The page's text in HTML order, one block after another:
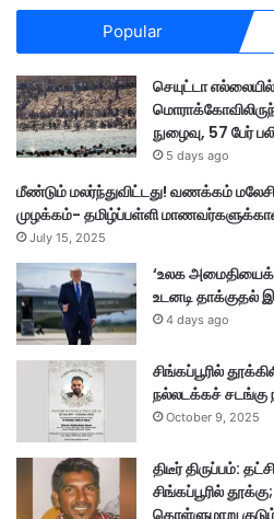
Popular
செயுட்டா
நுழைவு, 57 பேர்
5 days ago
மீண்டும் மலர்ந்துவிட்டது! வணக்கம்
முழக்கம்- தமிழ்ப்பள்ளி
July 15, 2025
‘உலக அமைதியைக்
உடனடி தாக்குதல்
4 days ago
சிங்கப்பூரில்
நல்லடக்கச் சடங்கு
October 9, 2025
திடீர் திருப்பம்:
சிங்கப்பூரில்